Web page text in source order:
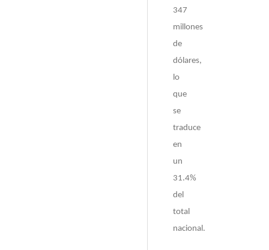
347
millones
de
dólares,
lo
que
se
traduce
en
un
31.4%
del
total
nacional.